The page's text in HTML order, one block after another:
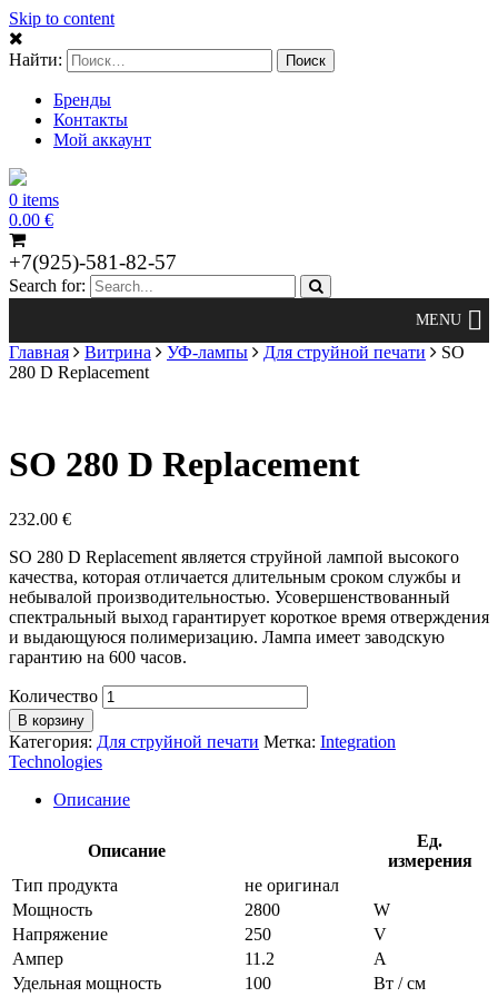
Skip to content
Найти:
Бренды
Контакты
Мой аккаунт
0 items
0.00 €
+7(925)-581-82-57
Search for:
Главная Витрина УФ-лампы Для струйной печати
SO
280 D Replacement
SO 280 D Replacement
232.00 €
SO 280 D Replacement является струйной лампой высокого
качества, которая отличается длительным сроком службы и
небывалой производительностью. Усовершенствованный
спектральный выход гарантирует короткое время отверждения
и выдающуюся полимеризацию. Лампа имеет заводскую
гарантию на 600 часов.
Количество
В корзину
Категория: Для струйной печати Метка: Integration
Technologies
Описание
Описание
Ед.
измерения
Тип продукта
не оригинал
Мощность
2800
W
Напряжение
250
V
Ампер
11.2
A
Удельная мощность
100 Вт / см